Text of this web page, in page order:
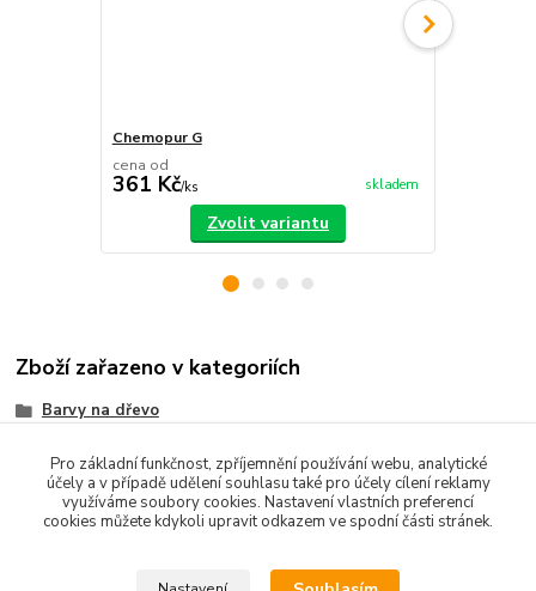
Chemopur G
cena od
361 Kč/ks skladem
Zvolit variantu
Zboží zařazeno v kategoriích
Barvy na dřevo
Barvy na podlahu, na beton
2K PUR
Pro základní funkčnost, zpříjemnění používání webu, analytické
účely a v případě udělení souhlasu také pro účely cílení reklamy
využíváme soubory cookies. Nastavení vlastních preferencí
cookies můžete kdykoli upravit odkazem ve spodní části stránek.